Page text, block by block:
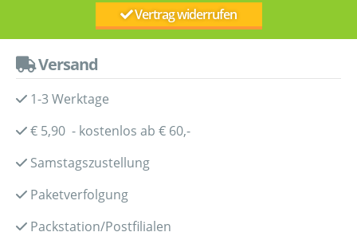
Vertrag widerrufen
Versand
1-3 Werktage
€ 5,90 - kostenlos ab € 60,-
Samstagszustellung
Paketverfolgung
Packstation/Postfilialen